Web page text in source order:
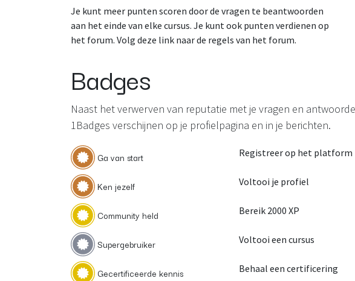
Je kunt meer punten scoren door de vragen te beantwoorden
aan het einde van elke cursus. Je kunt ook punten verdienen op
het forum. Volg deze link naar de regels van het forum.
Badges
Naast het verwerven van reputatie met je vragen en
1Badges verschijnen op je profielpagina en in je berichten.
Ga van start Registreer op het platform
Ken jezelf Voltooi je profiel
Community held Bereik 2000 XP
Supergebruiker Voltooi een cursus
Gecertificeerde kennis Behaal een certificering